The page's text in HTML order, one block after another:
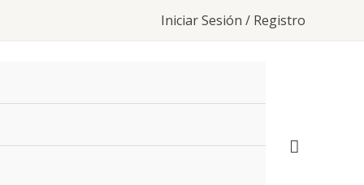
Iniciar Sesión / Registro